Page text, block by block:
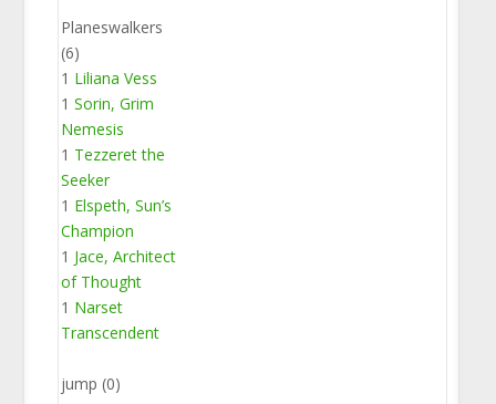
Planeswalkers
(6)
1 Liliana Vess
1 Sorin, Grim
Nemesis
1 Tezzeret the
Seeker
1 Elspeth, Sun’s
Champion
1 Jace, Architect
of Thought
1 Narset
Transcendent
jump (0)